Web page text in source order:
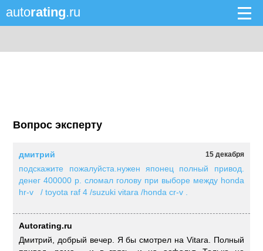
autorating.ru
Вопрос эксперту
15 декабря
дмитрий
подскажите пожалуйста.нужен японец полный привод.
денег 400000 р. сломал голову при выборе между honda
hr-v / toyota raf 4 /suzuki vitara /honda cr-v .
Autorating.ru
Дмитрий, добрый вечер. Я бы смотрел на Vitara. Полный